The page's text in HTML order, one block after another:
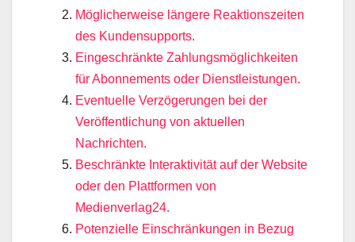
Möglicherweise längere Reaktionszeiten
des Kundensupports.
Eingeschränkte Zahlungsmöglichkeiten
für Abonnements oder Dienstleistungen.
Eventuelle Verzögerungen bei der
Veröffentlichung von aktuellen
Nachrichten.
Beschränkte Interaktivität auf der Website
oder den Plattformen von
Medienverlag24.
Potenzielle Einschränkungen in Bezug